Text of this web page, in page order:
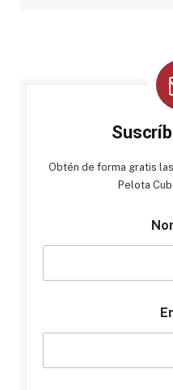
Obtén de forma gratis
Pelota